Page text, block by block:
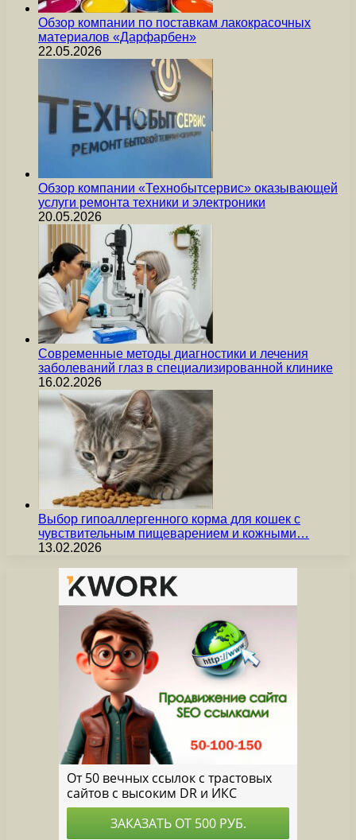
Обзор компании по поставкам лакокрасочных
материалов «Дарфарбен»
22.05.2026
Обзор компании «Технобытсервис» оказывающей
услуги ремонта техники и электроники
20.05.2026
Современные методы диагностики и лечения
заболеваний глаз в специализированной клинике
16.02.2026
Выбор гипоаллергенного корма для кошек с
чувствительным пищеварением и кожными…
13.02.2026